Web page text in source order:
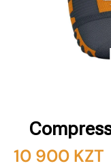
10 900 KZT